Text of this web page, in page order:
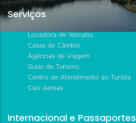
Serviços
Locadora de Veículos
Casas de Câmbio
Agências de Viagem
Guias de Turismo
Centro de Atendimento ao Turista
Cias Aéreas
Internacional e Passaportes